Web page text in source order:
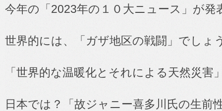
今年の「2023年の１０大ニュース」が発
世界的には、「ガザ地区の戦闘」でしょ
「世界的な温暖化とそれによる天然災害
日本では？「故ジャニー喜多川氏の生前